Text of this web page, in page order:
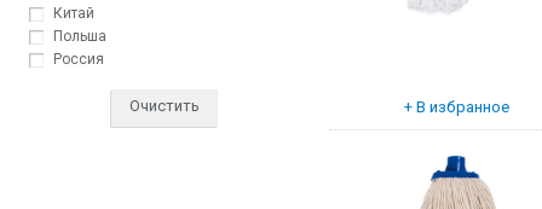
Китай
Польша
Россия
Очистить